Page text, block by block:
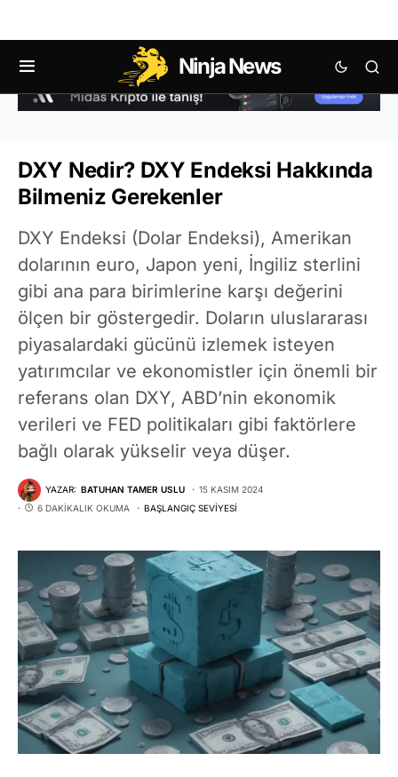
Ninja News
DXY Nedir? DXY Endeksi Hakkında
Bilmeniz Gerekenler
DXY Endeksi (Dolar Endeksi), Amerikan
dolarının euro, Japon yeni, İngiliz sterlini
gibi ana para birimlerine karşı değerini
ölçen bir göstergedir. Doların uluslararası
piyasalardaki gücünü izlemek isteyen
yatırımcılar ve ekonomistler için önemli bir
referans olan DXY, ABD’nin ekonomik
verileri ve FED politikaları gibi faktörlere
bağlı olarak yükselir veya düşer.
YAZAR: BATUHAN TAMER USLU
15 KASIM 2024
6 DAKIKALIK OKUMA
BAŞLANGIÇ SEVIYESI